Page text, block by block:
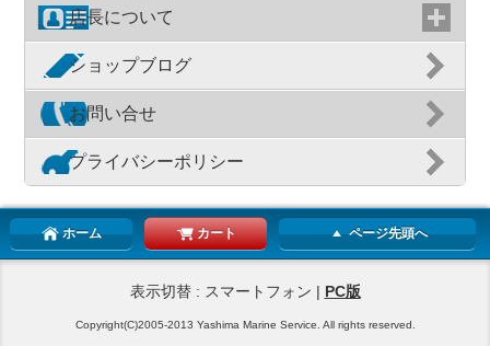
店長について
ショップブログ
お問い合せ
プライバシーポリシー
ホーム カート ページ先頭へ
表示切替 : スマートフォン | PC版
Copyright(C)2005-2013 Yashima Marine Service. All rights reserved.